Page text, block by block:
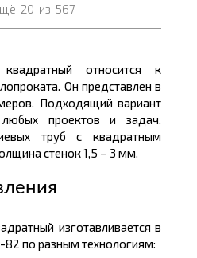
20 из 567
относится к
Он представлен в
Подходящий вариант
проектов и задач.
труб с квадратным
стенок 1,5 – 3 мм.
изготавливается в
82 по разным технологиям: